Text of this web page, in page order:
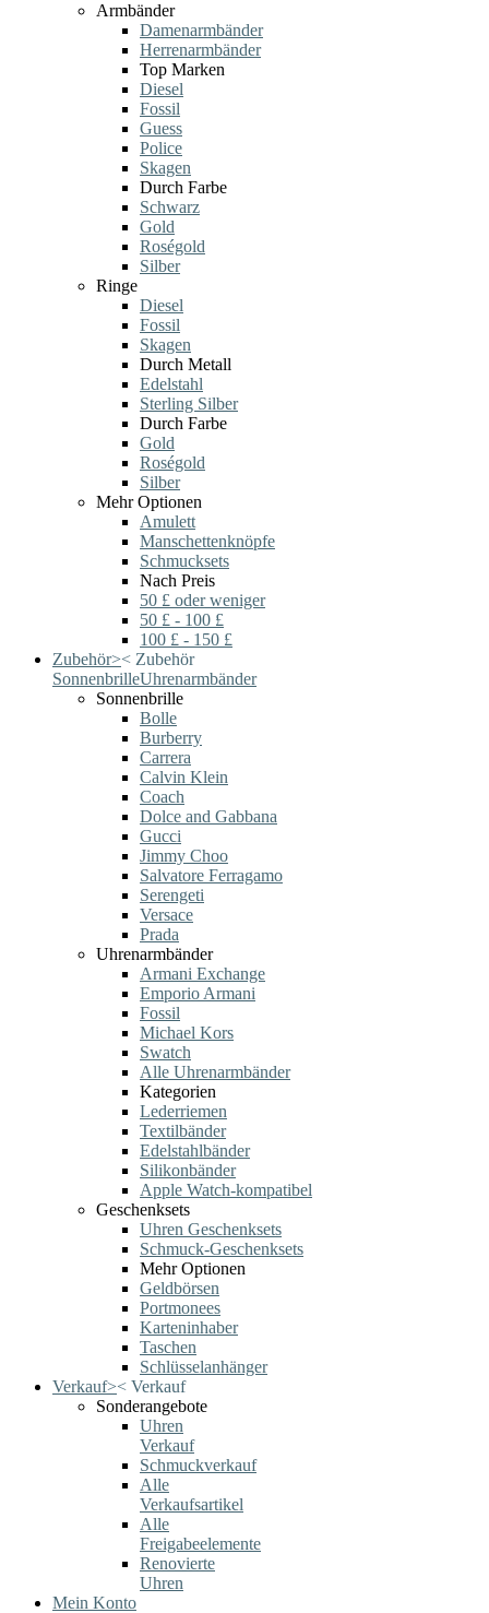
Armbänder
Damenarmbänder
Herrenarmbänder
Top Marken
Diesel
Fossil
Guess
Police
Skagen
Durch Farbe
Schwarz
Gold
Roségold
Silber
Ringe
Diesel
Fossil
Skagen
Durch Metall
Edelstahl
Sterling Silber
Durch Farbe
Gold
Roségold
Silber
Mehr Optionen
Amulett
Manschettenknöpfe
Schmucksets
Nach Preis
50 £ oder weniger
50 £ - 100 £
100 £ - 150 £
Zubehör>< Zubehör
SonnenbrilleUhrenarmbänder
Sonnenbrille
Bolle
Burberry
Carrera
Calvin Klein
Coach
Dolce and Gabbana
Gucci
Jimmy Choo
Salvatore Ferragamo
Serengeti
Versace
Prada
Uhrenarmbänder
Armani Exchange
Emporio Armani
Fossil
Michael Kors
Swatch
Alle Uhrenarmbänder
Kategorien
Lederriemen
Textilbänder
Edelstahlbänder
Silikonbänder
Apple Watch-kompatibel
Geschenksets
Uhren Geschenksets
Schmuck-Geschenksets
Mehr Optionen
Geldbörsen
Portmonees
Karteninhaber
Taschen
Schlüsselanhänger
Verkauf>< Verkauf
Sonderangebote
Uhren
Verkauf
Schmuckverkauf
Alle
Verkaufsartikel
Alle
Freigabeelemente
Renovierte
Uhren
Mein Konto